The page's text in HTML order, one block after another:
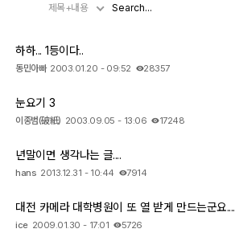
제목+내용
하하... 1등이다..
동민아빠 2003.01.20 - 09:52 28357
눈요기 3
이종범(破紙) 2003.09.05 - 13:06 17248
년말이면 생각나는 글....
hans 2013.12.31 - 10:44 7914
대전 카메라 대학병원이 또 열 받게 만드는군요....
ice 2009.01.30 - 17:01 5726